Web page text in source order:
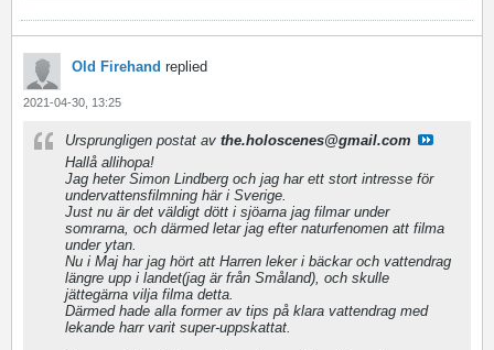
Old Firehand replied
2021-04-30, 13:25
Ursprungligen postat av the.holoscenes@gmail.com
Hallå allihopa!
Jag heter Simon Lindberg och jag har ett stort intresse för
undervattensfilmning här i Sverige.
Just nu är det väldigt dött i sjöarna jag filmar under
somrarna, och därmed letar jag efter naturfenomen att filma
under ytan.
Nu i Maj har jag hört att Harren leker i bäckar och vattendrag
längre upp i landet(jag är från Småland), och skulle
jättegärna vilja filma detta.
Därmed hade alla former av tips på klara vattendrag med
lekande harr varit super-uppskattat.